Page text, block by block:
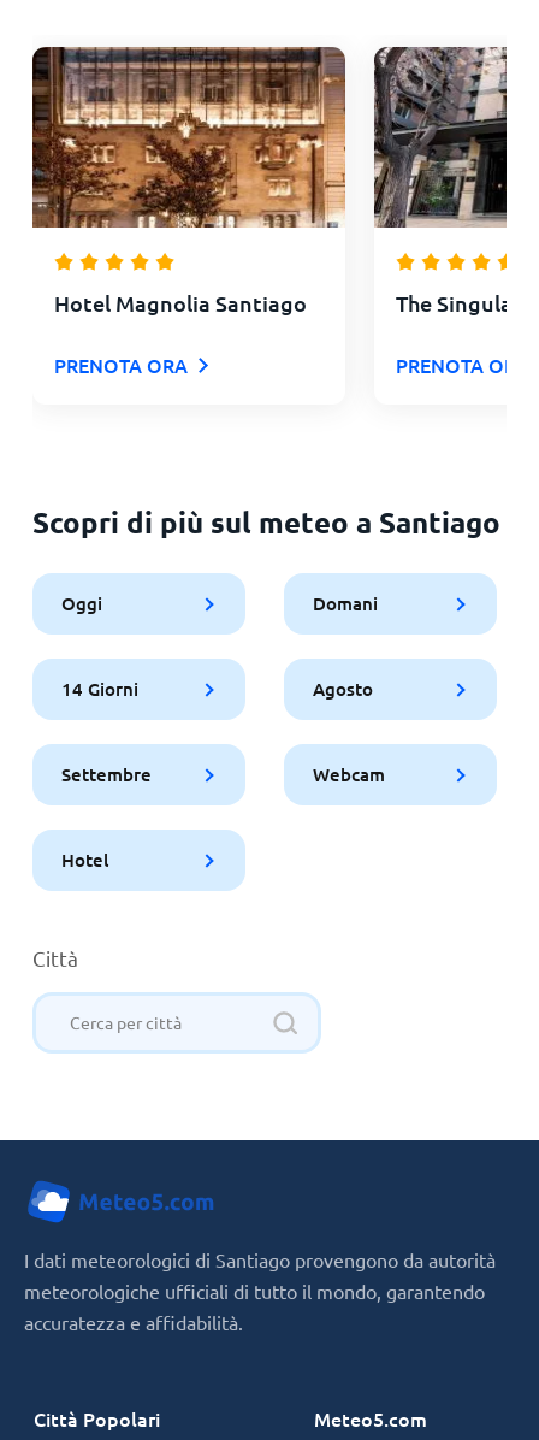
Hotel Magnolia Santiago
PRENOTA ORA
The Singular
PRENOTA ORA
Scopri di più sul meteo a Santiago
Oggi Domani
14 Giorni Agosto
Settembre Webcam
Hotel
Città
I dati meteorologici di Santiago provengono da autorità
meteorologiche ufficiali di tutto il mondo, garantendo
accuratezza e affidabilità.
Città Popolari Meteo5.com